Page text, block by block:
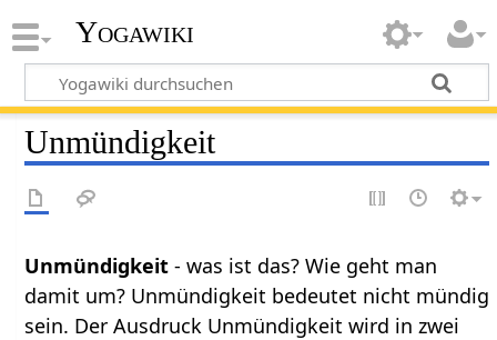
Yogawiki
Unmündigkeit
Unmündigkeit - was ist das? Wie geht man
damit um? Unmündigkeit bedeutet nicht mündig
sein. Der Ausdruck Unmündigkeit wird in zwei